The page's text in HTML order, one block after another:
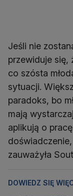
Jeśli nie
przewiduje się,
co szósta
sytuacji.
paradoks, bo
mają
aplikują o
zauważyła
DOWIEDZ SIĘ